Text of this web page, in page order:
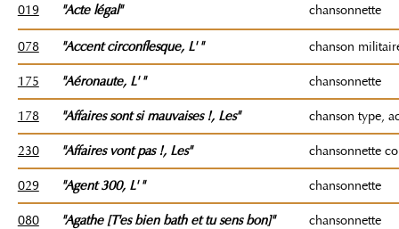
019 "Acte légal" chansonnette
078 "Accent circonflesque, L'" chanson
175 "Aéronaute, L'" chansonnette
178 "Affaires sont si mauvaises !, Les" chanson type,
230 "Affaires vont pas !, Les" chansonnette
029 "Agent 300, L'" chansonnette
080 "Agathe [T'es bien bath et tu sens bon]" chansonnette